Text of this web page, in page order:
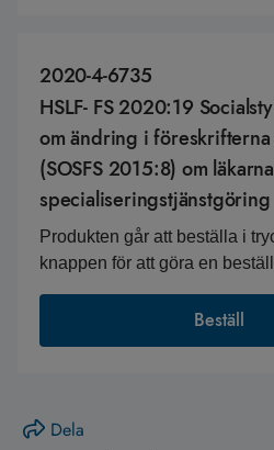
2020-4-6735
HSLF- FS 2020:19
om ändring i föreskrifterna
(SOSFS 2015:8) om
specialiseringstjänstgöring
Produkten går att beställa i
knappen för att göra en
Beställ
Dela